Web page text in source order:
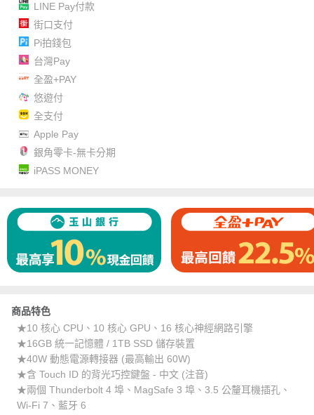
LINE Pay付款
街口支付
Pi拍錢包
台灣Pay
全盈+PAY
悠遊付
全支付
Apple Pay
銀角零卡-無卡分期
iPASS MONEY
商品特色
★10 核心 CPU、10 核心 GPU、16 核心神經網路引擎
★16GB 統一記憶體 / 1TB SSD 儲存裝置
★40W 動態電源轉接器 (最高輸出 60W)
★含 Touch ID 的背光巧控鍵盤 - 中文 (注音)
★兩個 Thunderbolt 4 埠、MagSafe 3 埠、3.5 公釐耳機插孔、
Wi-Fi 7、藍牙 6